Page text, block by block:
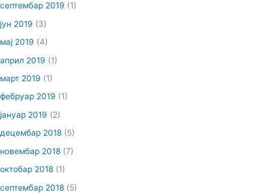
септембар 2019 (1)
јун 2019 (3)
мај 2019 (4)
април 2019 (1)
март 2019 (1)
фебруар 2019 (1)
јануар 2019 (2)
децембар 2018 (5)
новембар 2018 (7)
октобар 2018 (1)
септембар 2018 (5)